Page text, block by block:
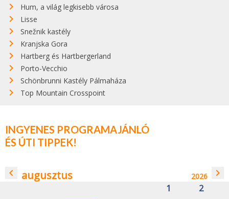
Hum, a világ legkisebb városa
Lisse
Snežnik kastély
Kranjska Gora
Hartberg és Hartbergerland
Porto-Vecchio
Schönbrunni Kastély Pálmaháza
Top Mountain Crosspoint
INGYENES PROGRAMAJÁNLÓ
ÉS ÚTI TIPPEK!
navigate_before augusztus 2026 navigate_next
1
2